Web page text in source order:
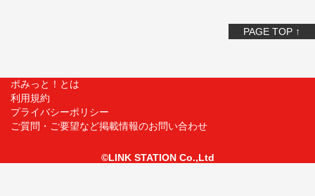
PAGE TOP ↑
ポみっと！とは
利用規約
プライバシーポリシー
ご質問・ご要望など掲載情報のお問い合わせ
©LINK STATION Co.,Ltd